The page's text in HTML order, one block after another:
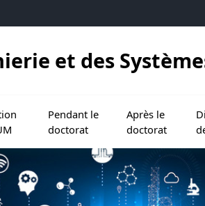
et des
Pendant le
doctorat
Après le
doctorat